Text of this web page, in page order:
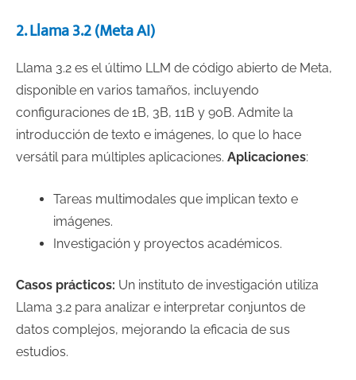
2. Llama 3.2 (Meta AI)
Llama 3.2 es el último LLM de código abierto de Meta,
disponible en varios tamaños, incluyendo
configuraciones de 1B, 3B, 11B y 90B. Admite la
introducción de texto e imágenes, lo que lo hace
versátil para múltiples aplicaciones. Aplicaciones:
Tareas multimodales que implican texto e
imágenes.
Investigación y proyectos académicos.
Casos prácticos: Un instituto de investigación utiliza
Llama 3.2 para analizar e interpretar conjuntos de
datos complejos, mejorando la eficacia de sus
estudios.